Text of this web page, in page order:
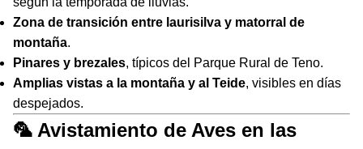
Zona de transición entre laurisilva y matorral de
montaña.
Pinares y brezales, típicos del Parque Rural de Teno.
Amplias vistas a la montaña y al Teide, visibles en días
despejados.
🦜 Avistamiento de Aves en las